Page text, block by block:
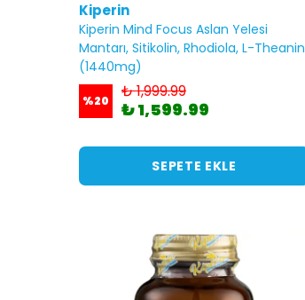
Kiperin
Kiperin Mind Focus Aslan Yelesi
Mantarı, Sitikolin, Rhodiola, L-Theanin
(1440mg)
%20 ₺ 1,999.99
₺ 1,599.99
SEPETE EKLE